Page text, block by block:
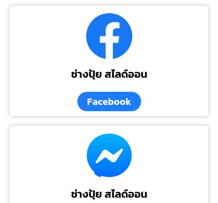
ช่างปุ้ย สไลด์ออน
Facebook
ช่างปุ้ย สไลด์ออน